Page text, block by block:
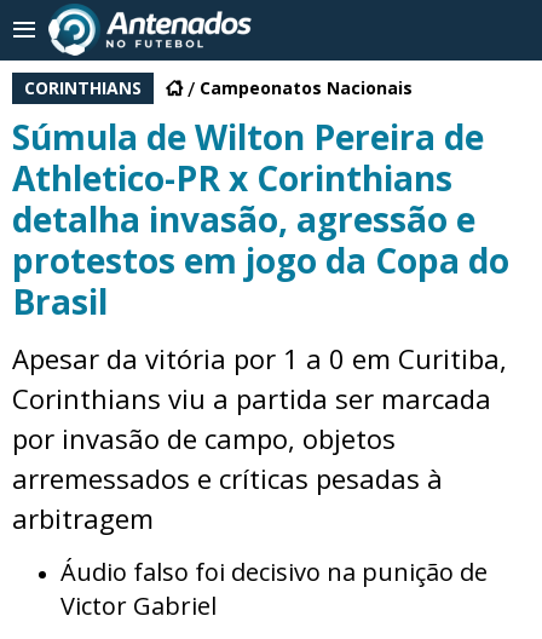
CORINTHIANS Campeonatos Nacionais
Súmula de Wilton Pereira de
Athletico-PR x Corinthians
detalha invasão, agressão e
protestos em jogo da Copa do
Brasil
Apesar da vitória por 1 a 0 em Curitiba,
Corinthians viu a partida ser marcada
por invasão de campo, objetos
arremessados e críticas pesadas à
arbitragem
Áudio falso foi decisivo na punição de
Victor Gabriel